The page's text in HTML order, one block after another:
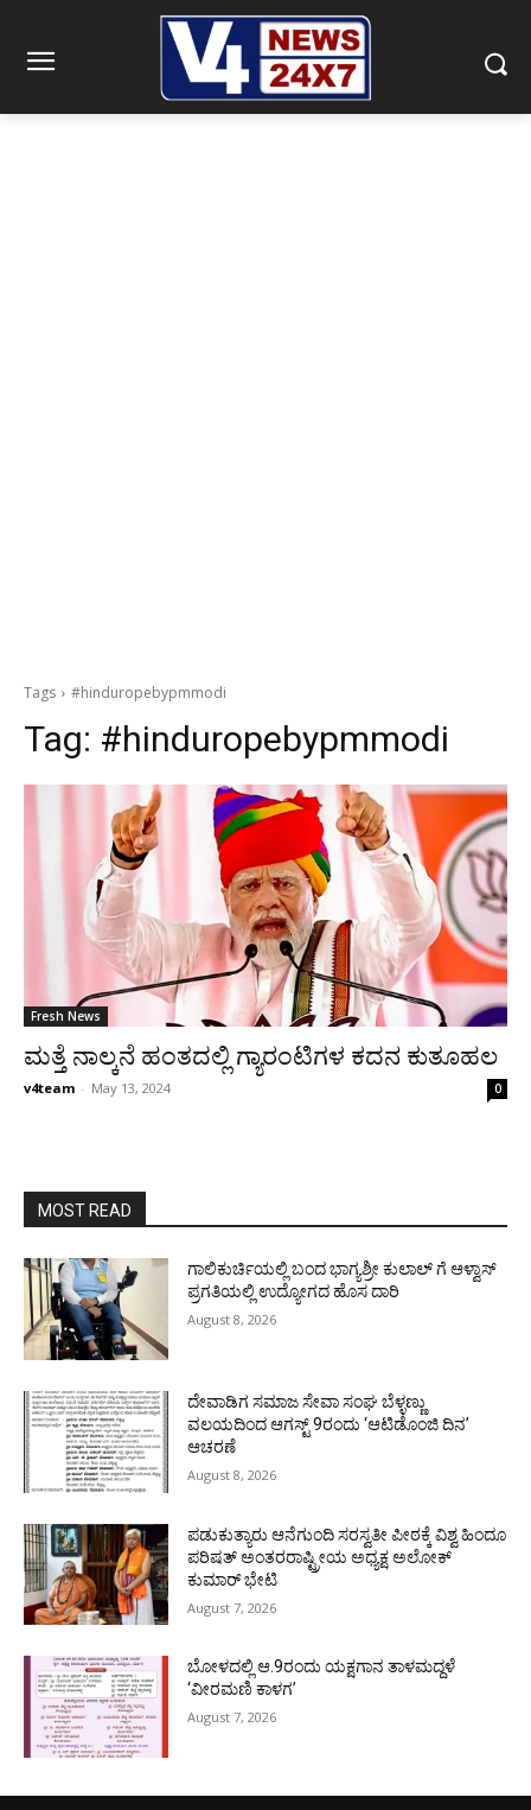
Tags #hinduropebypmmodi
Tag: #hinduropebypmmodi
Fresh News
ಮತ್ತೆ ನಾಲ್ಕನೆ ಹಂತದಲ್ಲಿ ಗ್ಯಾರಂಟಿಗಳ ಕದನ ಕುತೂಹಲ
v4team - May 13, 2024 0
MOST READ
ಗಾಲಿಕುರ್ಚಿಯಲ್ಲಿ ಬಂದ ಭಾಗ್ಯಶ್ರೀ ಕುಲಾಲ್ ಗೆ ಆಳ್ವಾಸ್
ಪ್ರಗತಿಯಲ್ಲಿ ಉದ್ಯೋಗದ ಹೊಸ ದಾರಿ
August 8, 2026
ದೇವಾಡಿಗ ಸಮಾಜ ಸೇವಾ ಸಂಘ ಬೆಳ್ಳಣ್ಣು
ವಲಯದಿಂದ ಆಗಸ್ಟ್ 9ರಂದು ‘ಆಟಿಡೊಂಜಿ ದಿನ’
ಆಚರಣೆ
August 8, 2026
ಪಡುಕುತ್ಯಾರು ಆನೆಗುಂದಿ ಸರಸ್ವತೀ ಪೀಠಕ್ಕೆ ವಿಶ್ವ ಹಿಂದೂ
ಪರಿಷತ್ ಅಂತರರಾಷ್ಟ್ರೀಯ ಅಧ್ಯಕ್ಷ ಅಲೋಕ್
ಕುಮಾರ್ ಭೇಟಿ
August 7, 2026
ಬೋಳದಲ್ಲಿ ಆ.9ರಂದು ಯಕ್ಷಗಾನ ತಾಳಮದ್ದಳೆ
‘ವೀರಮಣಿ ಕಾಳಗ’
August 7, 2026